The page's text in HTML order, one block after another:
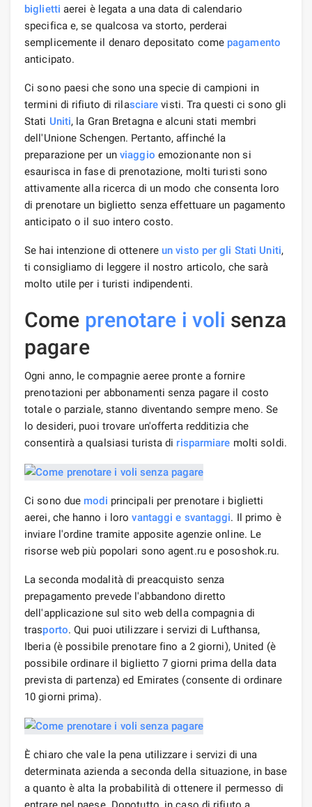
biglietti aerei è legata a una data di calendario
specifica e, se qualcosa va storto, perderai
semplicemente il denaro depositato come pagamento
anticipato.
Ci sono paesi che sono una specie di campioni in
termini di rifiuto di rilasciare visti. Tra questi ci sono gli
Stati Uniti, la Gran Bretagna e alcuni stati membri
dell'Unione Schengen. Pertanto, affinché la
preparazione per un viaggio emozionante non si
esaurisca in fase di prenotazione, molti turisti sono
attivamente alla ricerca di un modo che consenta loro
di prenotare un biglietto senza effettuare un pagamento
anticipato o il suo intero costo.
Se hai intenzione di ottenere un visto per gli Stati Uniti,
ti consigliamo di leggere il nostro articolo, che sarà
molto utile per i turisti indipendenti.
Come prenotare i voli senza
pagare
Ogni anno, le compagnie aeree pronte a fornire
prenotazioni per abbonamenti senza pagare il costo
totale o parziale, stanno diventando sempre meno. Se
lo desideri, puoi trovare un'offerta redditizia che
consentirà a qualsiasi turista di risparmiare molti soldi.
Ci sono due modi principali per prenotare i biglietti
aerei, che hanno i lorovantaggi e svantaggi. Il primo è
inviare l'ordine tramite apposite agenzie online. Le
risorse web più popolari sono agent.ru e pososhok.ru.
La seconda modalità di preacquisto senza
prepagamento prevede l'abbandono diretto
dell'applicazione sul sito web della compagnia di
trasporto. Qui puoi utilizzare i servizi di Lufthansa,
Iberia (è possibile prenotare fino a 2 giorni), United (è
possibile ordinare il biglietto 7 giorni prima della data
prevista di partenza) ed Emirates (consente di ordinare
10 giorni prima).
È chiaro che vale la pena utilizzare i servizi di una
determinata azienda a seconda della situazione, in base
a quanto è alta la probabilità di ottenere il permesso di